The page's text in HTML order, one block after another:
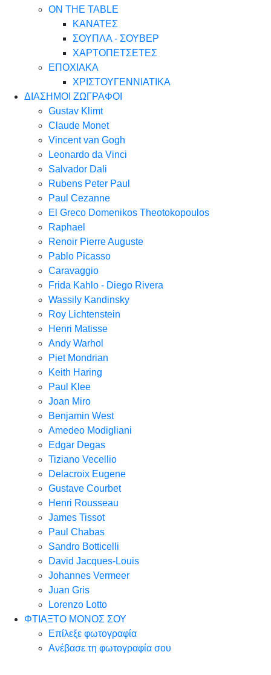
ON THE TABLE
ΚΑΝΑΤΕΣ
ΣΟΥΠΛΑ - ΣΟΥΒΕΡ
ΧΑΡΤΟΠΕΤΣΕΤΕΣ
ΕΠΟΧΙΑΚΑ
ΧΡΙΣΤΟΥΓΕΝΝΙΑΤΙΚΑ
ΔΙΑΣΗΜΟΙ ΖΩΓΡΑΦΟΙ
Gustav Klimt
Claude Monet
Vincent van Gogh
Leonardo da Vinci
Salvador Dali
Rubens Peter Paul
Paul Cezanne
El Greco Domenikos Theotokopoulos
Raphael
Renoir Pierre Auguste
Pablo Picasso
Caravaggio
Frida Kahlo - Diego Rivera
Wassily Kandinsky
Roy Lichtenstein
Henri Matisse
Andy Warhol
Piet Mondrian
Keith Haring
Paul Klee
Joan Miro
Benjamin West
Amedeo Modigliani
Edgar Degas
Tiziano Vecellio
Delacroix Eugene
Gustave Courbet
Henri Rousseau
James Tissot
Paul Chabas
Sandro Botticelli
David Jacques-Louis
Johannes Vermeer
Juan Gris
Lorenzo Lotto
ΦΤΙΑΞΤΟ ΜΟΝΟΣ ΣΟΥ
Επίλεξε φωτογραφία
Ανέβασε τη φωτογραφία σου